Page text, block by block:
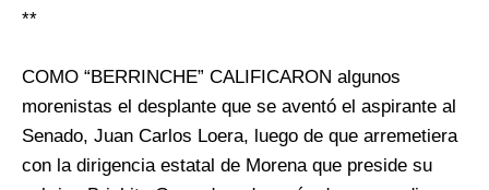
**
COMO “BERRINCHE” CALIFICARON algunos
morenistas el desplante que se aventó el aspirante al
Senado, Juan Carlos Loera, luego de que arremetiera
con la dirigencia estatal de Morena que preside su